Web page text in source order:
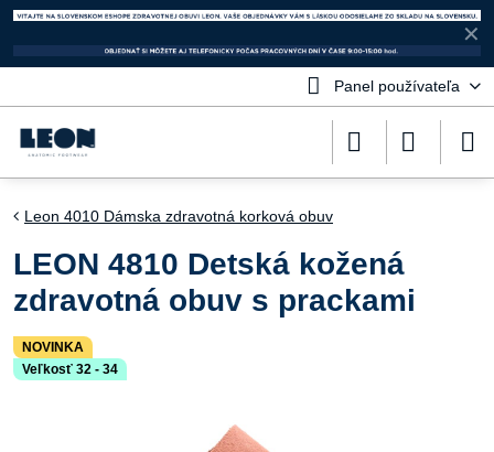
✕
Panel používateľa
NOVINKA
Veľkosť 32 - 34
Leon 4010 Dámska zdravotná korková obuv
LEON 4810 Detská kožená
zdravotná obuv s prackami